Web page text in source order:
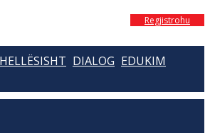
Regjistrohu
DIALOG EDUKIM